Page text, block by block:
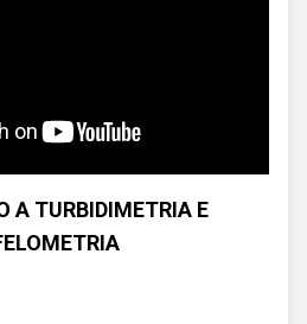
A TURBIDIMETRIA E